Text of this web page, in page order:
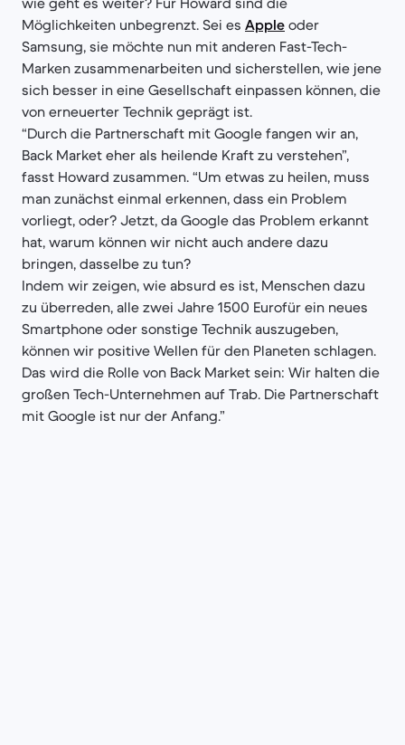
Möglichkeiten unbegrenzt. Sei es Apple oder
Samsung, sie möchte nun mit anderen Fast-Tech-
Marken zusammenarbeiten und sicherstellen, wie jene
sich besser in eine Gesellschaft einpassen können, die
von erneuerter Technik geprägt ist.
“Durch die Partnerschaft mit Google fangen wir an,
Back Market eher als heilende Kraft zu verstehen”,
fasst Howard zusammen. “Um etwas zu heilen, muss
man zunächst einmal erkennen, dass ein Problem
vorliegt, oder? Jetzt, da Google das Problem erkannt
hat, warum können wir nicht auch andere dazu
bringen, dasselbe zu tun?
Indem wir zeigen, wie absurd es ist, Menschen dazu
zu überreden, alle zwei Jahre 1500 Eurofür ein neues
Smartphone oder sonstige Technik auszugeben,
können wir positive Wellen für den Planeten schlagen.
Das wird die Rolle von Back Market sein: Wir halten die
großen Tech-Unternehmen auf Trab. Die Partnerschaft
mit Google ist nur der Anfang.”